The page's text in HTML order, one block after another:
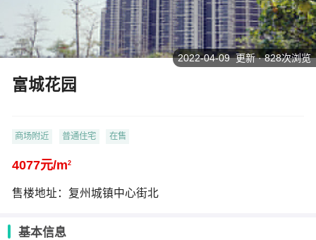
富城花园
商场附近 普通住宅 在售
4077元/m2
售楼地址：复州城镇中心街北
2022-04-09 更新 · 828次浏览
基本信息